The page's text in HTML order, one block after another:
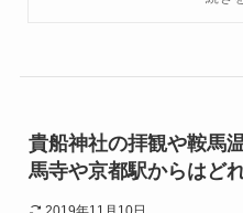
貴船神社の拝観や鞍馬
馬寺や京都駅からはど